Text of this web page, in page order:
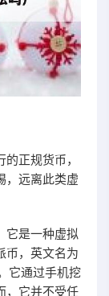
正规货币，
，远离此类虚
它是一种虚拟
币，英文名为
它通过手机挖
，它并不受任